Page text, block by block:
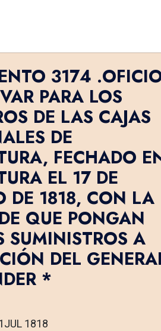
3174
PARA LOS
DE LAS CAJAS
DE
FECHADO
EL 17 DE
DE 1818, CON LA
QUE PONGAN
SUMINISTROS A
DEL
*
1818